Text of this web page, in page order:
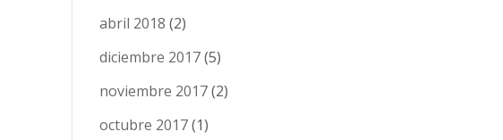
abril 2018 (2)
diciembre 2017(5)
noviembre 2017(2)
octubre 2017(1)